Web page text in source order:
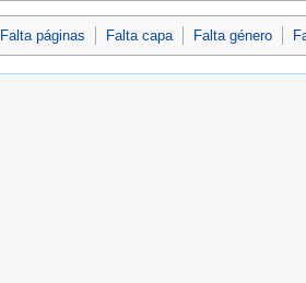
Falta páginas Falta capa Falta género